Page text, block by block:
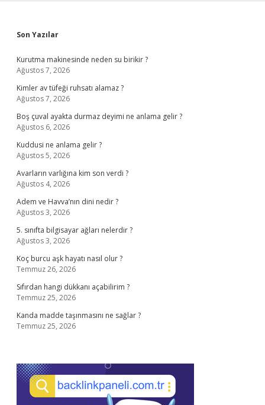
Sidebar
Son Yazılar
Kurutma makinesinde neden su birikir ?
Ağustos 7, 2026
Kimler av tüfeği ruhsatı alamaz ?
Ağustos 7, 2026
Boş çuval ayakta durmaz deyimi ne anlama gelir ?
Ağustos 6, 2026
Kuddusi ne anlama gelir ?
Ağustos 5, 2026
Avarların varlığına kim son verdi ?
Ağustos 4, 2026
Adem ve Havva’nın dini nedir ?
Ağustos 3, 2026
5. sınıfta bilgisayar ağları nelerdir ?
Ağustos 3, 2026
Koç burcu aşk hayatı nasıl olur ?
Temmuz 26, 2026
Sıfırdan hangi dükkanı açabilirim ?
Temmuz 25, 2026
Kanda madde taşınmasını ne sağlar ?
Temmuz 25, 2026